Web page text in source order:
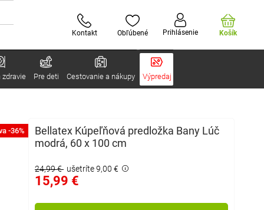
Kontakt Obľúbené Prihlásenie Košík
zdravie Pre deti Cestovanie a nákupy Výpredaj
-36%
Bellatex Kúpeľňová predložka Bany Lúč
modrá, 60 x 100 cm
24,99 € ušetríte 9,00 €
15,99 €